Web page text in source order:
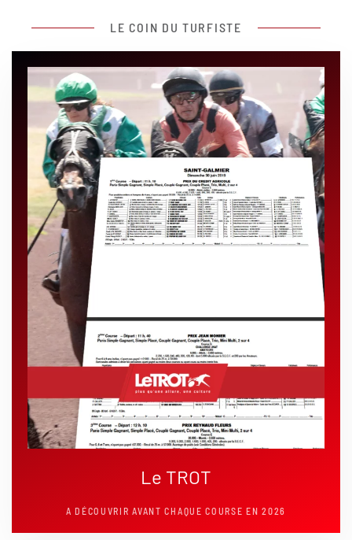
LE COIN DU TURFISTE
Le TROT
A DÉCOUVRIR AVANT CHAQUE COURSE EN 2026